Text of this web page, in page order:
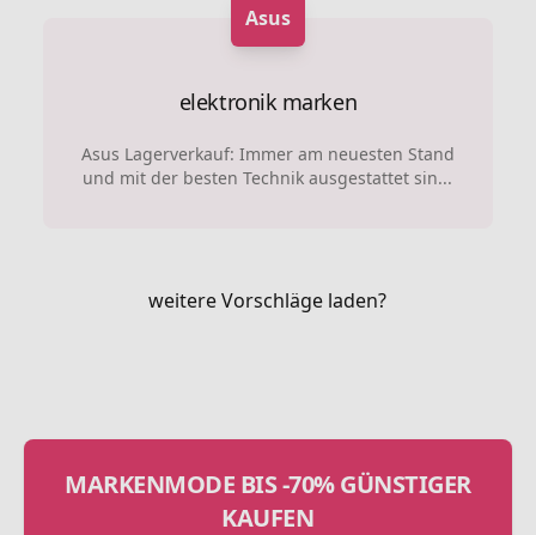
Asus
elektronik marken
Asus Lagerverkauf: Immer am neuesten Stand
und mit der besten Technik ausgestattet sin...
weitere Vorschläge laden?
MARKENMODE BIS -70% GÜNSTIGER
KAUFEN